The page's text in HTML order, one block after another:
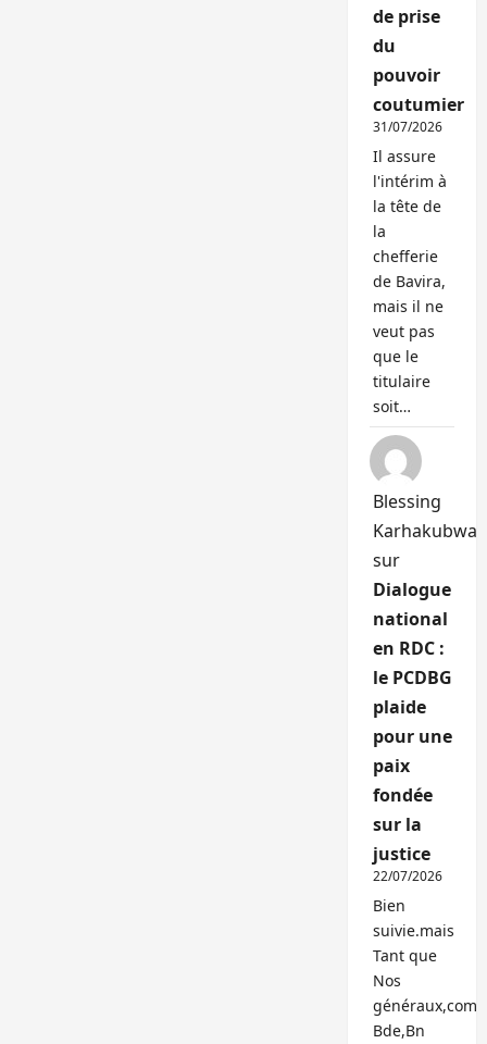
de prise
du
pouvoir
coutumier
31/07/2026
Il assure
l'intérim à
la tête de
la
chefferie
de Bavira,
mais il ne
veut pas
que le
titulaire
soit…
Blessing
Karhakubwa
sur
Dialogue
national
en RDC :
le PCDBG
plaide
pour une
paix
fondée
sur la
justice
22/07/2026
Bien
suivie.mais
Tant que
Nos
généraux,com
Bde,Bn